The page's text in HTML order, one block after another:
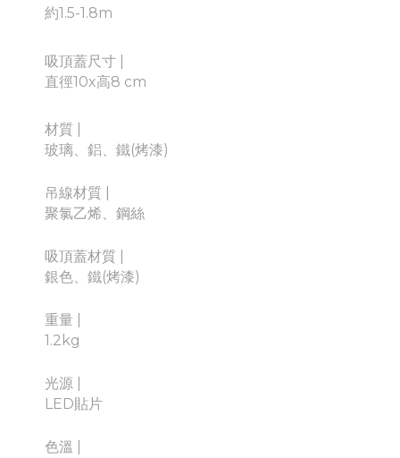
約1.5-1.8m
吸頂蓋尺寸
直徑10x高8 cm
材質
玻璃、鋁、鐵(烤漆)
吊線材質 |
聚氯乙烯、鋼絲
吸頂蓋材質 |
銀色、鐵(烤漆)
重量
1.2kg
光源
LED貼片
色溫